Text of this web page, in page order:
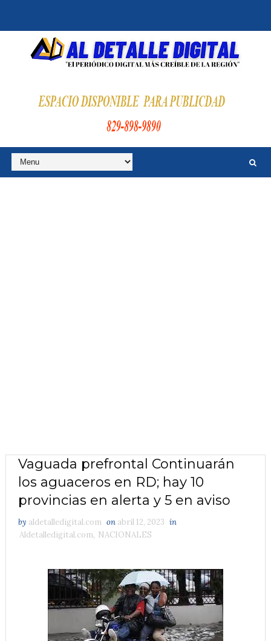
Vaguada prefrontal Continuarán
los aguaceros en RD; hay 10
provincias en alerta y 5 en aviso
by aldetalledigital.com on abril 12, 2023 in
Aldetalledigital.com, NACIONALES